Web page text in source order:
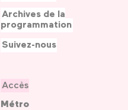
Accès
Métro
Archives de la
programmation
Suivez-nous